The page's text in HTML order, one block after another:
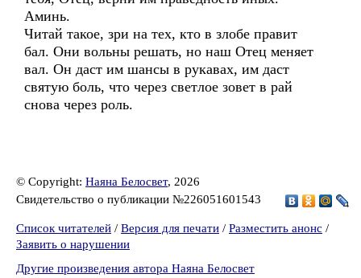
Аминь.
Читай такое, зри на тех, кто в злобе правит
бал. Они вольны решать, но наш Отец меняет
вал. Он даст им шансы в рукавах, им даст
святую боль, что через светлое зовет в рай
снова через роль.
© Copyright: Наяна Белосвет, 2026
Свидетельство о публикации №226051601543
Список читателей / Версия для печати / Разместить анонс /
Заявить о нарушении
Другие произведения автора Наяна Белосвет